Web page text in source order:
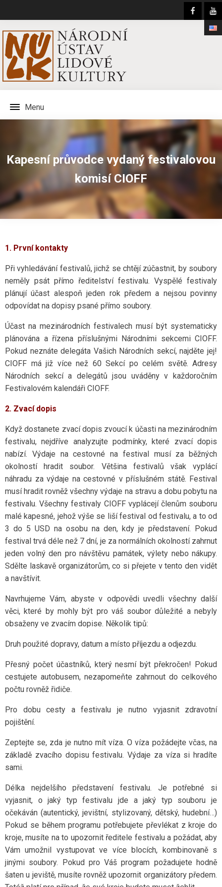
Menu
Kapesní průvodce vydaný festivalovou
komisí CIOFF
1. První kontakty
Při vyhledávání festivalů, jichž se chtějí zúčastnit, by soubory
neměly psát přímo ředitelství festivalu. Vyspělé festivaly
plánují účast alespoň jeden rok předem a nejsou povinny
odpovídat na dopisy psané přímo soubory.
Účast na mezinárodních festivalech musí být systematicky
plánována a řízena příslušnými Národními sekcemi CIOFF.
Pokud neznáte delegáta Vašich Národních sekcí, najděte jej!
CIOFF má již více než 60 Sekcí po celém světě. Adresy
Národních sekcí a delegátů jsou uváděny v každoročním
Festivalovém kalendáři CIOFF.
2. Zvací dopis
Když dostanete zvací dopis zvoucí k účasti na mezinárodním
festivalu, nejdříve analyzujte podmínky, které zvací dopis
nabízí. Výdaje na cestovné na festival musí za běžných
okolností hradit soubor. Většina festivalů však vyplácí
náhradu za výdaje na cestovné v příslušném státě. Festival
musí hradit rovněž všechny výdaje na stravu a dobu pobytu na
festivalu. Všechny festivaly CIOFF vyplácejí členům souboru
malé kapesné, jehož výše se liší festival od festivalu, a to od
3 do 5 USD na osobu na den, kdy je představení. Pokud
festival trvá déle než 7 dní, je za normálních okolností zahrnut
jeden volný den pro návštěvu památek, výlety nebo nákupy.
Sdělte laskavě organizátorům, co si přejete v tento den vidět
a navštívit.
Navrhujeme Vám, abyste v odpovědi uvedli všechny další
věci, které by mohly být pro váš soubor důležité a nebyly
obsaženy ve zvacím dopise. Několik tipů:
Druh použité dopravy, datum a místo příjezdu a odjezdu.
Přesný počet účastníků, který nesmí být překročen! Pokud
cestujete autobusem, nezapomeňte zahrnout do celkového
počtu rovněž řidiče.
Pro dobu cesty a festivalu je nutno vyjasnit zdravotní
pojištění.
Zeptejte se, zda je nutno mít víza. O víza požádejte včas, na
základě zvacího dopisu festivalu. Výdaje za víza si hradíte
sami.
Délka nejdelšího představení festivalu. Je potřebné si
vyjasnit, o jaký typ festivalu jde a jaký typ souboru je
očekáván (autentický, jevištní, stylizovaný, dětský, hudební…)
Pokud se během programu potřebujete převlékat z kroje do
kroje, musíte na to upozornit ředitele festivalu a požádat, aby
Vám umožnil vystupovat ve více blocích, kombinovaně s
jinými soubory. Pokud pro Váš program požadujete hodně
šaten u jeviště, musíte rovněž upozornit organizátory předem.